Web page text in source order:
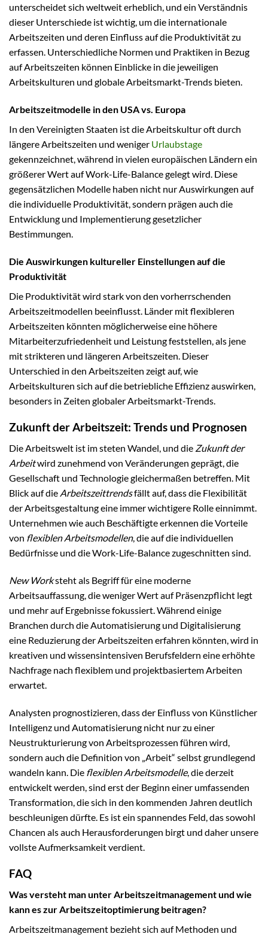
unterscheidet sich weltweit erheblich, und ein Verständnis
dieser Unterschiede ist wichtig, um die internationale
Arbeitszeiten und deren Einfluss auf die Produktivität zu
erfassen. Unterschiedliche Normen und Praktiken in Bezug
auf Arbeitszeiten können Einblicke in die jeweiligen
Arbeitskulturen und globale Arbeitsmarkt-Trends bieten.
Arbeitszeitmodelle in den USA vs. Europa
In den Vereinigten Staaten ist die Arbeitskultur oft durch
längere Arbeitszeiten und weniger Urlaubstage
gekennzeichnet, während in vielen europäischen Ländern ein
größerer Wert auf Work-Life-Balance gelegt wird. Diese
gegensätzlichen Modelle haben nicht nur Auswirkungen auf
die individuelle Produktivität, sondern prägen auch die
Entwicklung und Implementierung gesetzlicher
Bestimmungen.
Die Auswirkungen kultureller Einstellungen auf die
Produktivität
Die Produktivität wird stark von den vorherrschenden
Arbeitszeitmodellen beeinflusst. Länder mit flexibleren
Arbeitszeiten könnten möglicherweise eine höhere
Mitarbeiterzufriedenheit und Leistung feststellen, als jene
mit strikteren und längeren Arbeitszeiten. Dieser
Unterschied in den Arbeitszeiten zeigt auf, wie
Arbeitskulturen sich auf die betriebliche Effizienz auswirken,
besonders in Zeiten globaler Arbeitsmarkt-Trends.
Zukunft der Arbeitszeit: Trends und Prognosen
Die Arbeitswelt ist im steten Wandel, und die Zukunft der
Arbeitwird zunehmend von Veränderungen geprägt, die
Gesellschaft und Technologie gleichermaßen betreffen. Mit
Blick auf die Arbeitszeittrendsfällt auf, dass die Flexibilität
der Arbeitsgestaltung eine immer wichtigere Rolle einnimmt.
Unternehmen wie auch Beschäftigte erkennen die Vorteile
von flexiblen Arbeitsmodellen, die auf die individuellen
Bedürfnisse und die Work-Life-Balance zugeschnitten sind.
New Worksteht als Begriff für eine moderne
Arbeitsauffassung, die weniger Wert auf Präsenzpflicht legt
und mehr auf Ergebnisse fokussiert. Während einige
Branchen durch die Automatisierung und Digitalisierung
eine Reduzierung der Arbeitszeiten erfahren könnten, wird in
kreativen und wissensintensiven Berufsfeldern eine erhöhte
Nachfrage nach flexiblem und projektbasiertem Arbeiten
erwartet.
Analysten prognostizieren, dass der Einfluss von Künstlicher
Intelligenz und Automatisierung nicht nur zu einer
Neustrukturierung von Arbeitsprozessen führen wird,
sondern auch die Definition von „Arbeit“ selbst grundlegend
wandeln kann. Die flexiblen Arbeitsmodelle, die derzeit
entwickelt werden, sind erst der Beginn einer umfassenden
Transformation, die sich in den kommenden Jahren deutlich
beschleunigen dürfte. Es ist ein spannendes Feld, das sowohl
Chancen als auch Herausforderungen birgt und daher unsere
vollste Aufmerksamkeit verdient.
FAQ
Was versteht man unter Arbeitszeitmanagement und wie
kann es zur Arbeitszeitoptimierung beitragen?
Arbeitszeitmanagement bezieht sich auf Methoden und